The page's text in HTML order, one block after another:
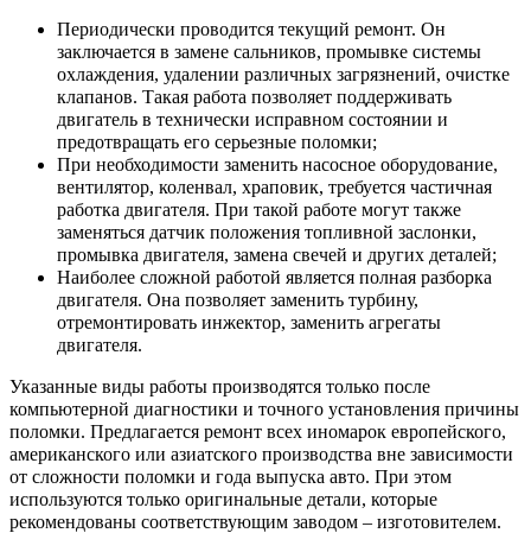
Периодически проводится текущий ремонт. Он
заключается в замене сальников, промывке системы
охлаждения, удалении различных загрязнений, очистке
клапанов. Такая работа позволяет поддерживать
двигатель в технически исправном состоянии и
предотвращать его серьезные поломки;
При необходимости заменить насосное оборудование,
вентилятор, коленвал, храповик, требуется частичная
работка двигателя. При такой работе могут также
заменяться датчик положения топливной заслонки,
промывка двигателя, замена свечей и других деталей;
Наиболее сложной работой является полная разборка
двигателя. Она позволяет заменить турбину,
отремонтировать инжектор, заменить агрегаты
двигателя.
Указанные виды работы производятся только после
компьютерной диагностики и точного установления причины
поломки. Предлагается ремонт всех иномарок европейского,
американского или азиатского производства вне зависимости
от сложности поломки и года выпуска авто. При этом
используются только оригинальные детали, которые
рекомендованы соответствующим заводом – изготовителем.